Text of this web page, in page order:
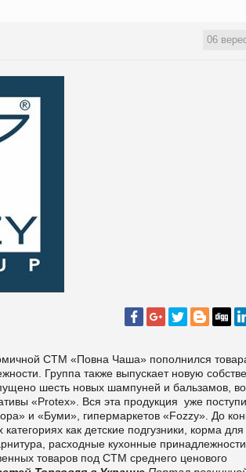
06
СТМ «Повна Чаша» пополнился
Группа также выпускает новую
шесть новых шампуней и бальзамов,
«Protex». Вся эта продукция уже
и «Буми», гипермаркетов «Fozzy». До
как детские подгузники, корма для
расходные кухонные принадлежности,
товаров под СТМ среднего ценового